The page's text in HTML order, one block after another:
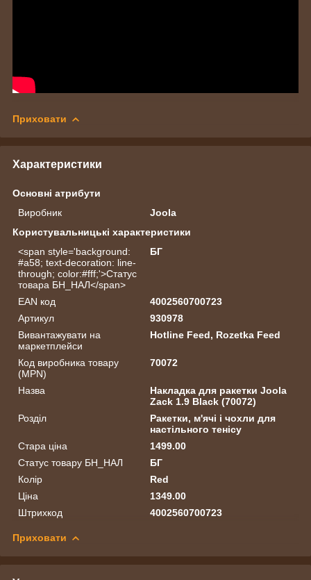
Приховати
Характеристики
Основні атрибути
Виробник
Joola
Користувальницькі характеристики
<span style='background:
#a58; text-decoration: line-
through; color:#fff;'>Статус
товара БН_НАЛ</span>
БГ
EAN код
4002560700723
Артикул
930978
Вивантажувати на
маркетплейси
Hotline Feed, Rozetka Feed
Код виробника товару
(MPN)
70072
Назва
Накладка для ракетки Joola
Zack 1.9 Black (70072)
Розділ
Ракетки, м'ячі і чохли для
настільного тенісу
Стара ціна
1499.00
Статус товару БН_НАЛ
БГ
Колір
Red
Ціна
1349.00
Штрихкод
4002560700723
Приховати